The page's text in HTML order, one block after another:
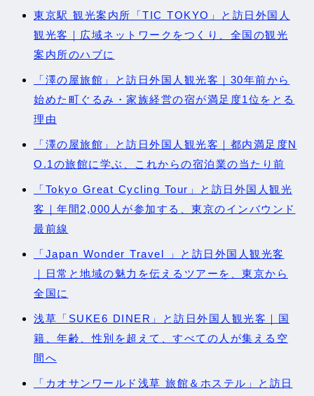
東京駅 観光案内所「TIC TOKYO」と訪日外国人
観光客｜広域ネットワークをつくり、全国の観光
案内所のハブに
「澤の屋旅館」と訪日外国人観光客｜30年前から
始めた町ぐるみ・家族経営の宿が満足度1位をとる
理由
「澤の屋旅館」と訪日外国人観光客｜都内満足度N
O.1の旅館に学ぶ、これからの宿泊業の当たり前
「Tokyo Great Cycling Tour」と訪日外国人観光
客｜年間2,000人が参加する、東京のインバウンド
最前線
「Japan Wonder Travel 」と訪日外国人観光客
｜日常と地域の魅力を伝えるツアーを、東京から
全国に
浅草「SUKE6 DINER」と訪日外国人観光客｜国
籍、年齢、性別を超えて、すべての人が集える空
間へ
「カオサンワールド浅草 旅館＆ホステル」と訪日